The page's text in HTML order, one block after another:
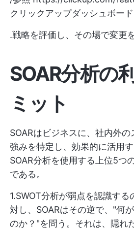
クリックアップダッシュボー
.戦略を評価し、その場で変更
SOAR分析の
ミット
SOARはビジネスに、社内外
強みを特定し、効果的に活用す
SOAR分析を使用する上位5つ
である。
1.SWOT分析が弱点を認識する
対し、SOARはその逆で、"何
のか？"を問う。それは、隠れ